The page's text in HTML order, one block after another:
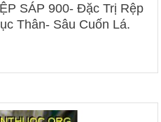
SÁP 900- Đặc Trị Rệp
Thân- Sâu Cuốn Lá.